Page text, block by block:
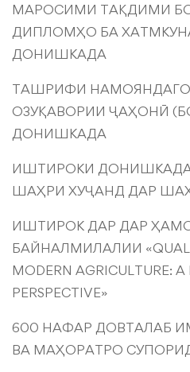
МАРОСИМИ ТАҚДИМИ
ДИПЛОМҲО БА
ДОНИШКАДА
ТАШРИФИ
ОЗУҚАВОРИИ ҶАҲОНӢ
ДОНИШКАДА
ИШТИРОКИ ДОНИШКАДА
ШАҲРИ ХУҶАНД ДАР
ИШТИРОК ДАР ДАР
БАЙНАЛМИЛАЛИИ
MODERN AGRICULTURE: A
PERSPECTIVE»
600 НАФАР ДОВТАЛАБ
ВА МАҲОРАТРО